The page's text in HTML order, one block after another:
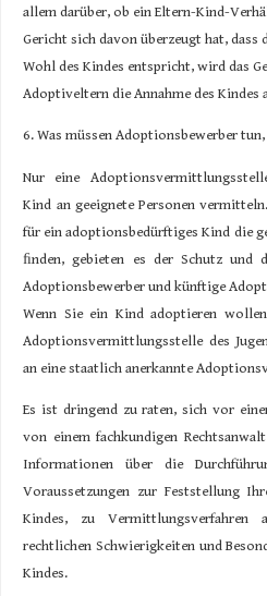
allem darüber, ob ein Eltern-Kind-
Gericht sich davon überzeugt hat,
Wohl des Kindes entspricht, wird das
Adoptiveltern die Annahme des Kindes
6. Was müssen Adoptionsbewerber
Nur eine
Kind an geeignete Personen
für ein adoptionsbedürftiges Kind die
ﬁnden, gebieten es der Schutz und
Adoptionsbewerber und künftige
Wenn Sie ein Kind adoptieren
Adoptionsvermittlungsstelle des
an eine staatlich anerkannte
Es ist dringend zu raten, sich vor
von einem fachkundigen
Informationen über die
Voraussetzungen zur Feststellung
Kindes, zu
rechtlichen Schwierigkeiten und
Kindes.